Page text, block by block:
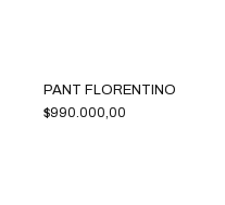
PANT FLORENTINO
$990.000,00